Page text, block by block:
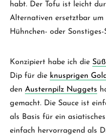
habt. Der Tofu ist leicht
Alternativen ersetztbar um
Hühnchen- oder
Konzipiert habe ich die
Dip für die knusprigen
den Austernpilz Nuggets
gemacht. Die Sauce ist
als Basis für ein
einfach hervorragend als